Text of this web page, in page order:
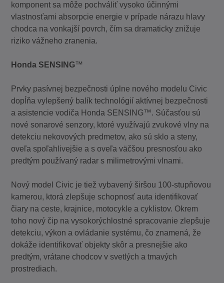
komponent sa môže pochváliť vysoko účinnými
vlastnosťami absorpcie energie v prípade nárazu hlavy
chodca na vonkajší povrch, čím sa dramaticky znižuje
riziko vážneho zranenia.
Honda SENSING™
Prvky pasívnej bezpečnosti úplne nového modelu Civic
dopĺňa vylepšený balík technológií aktívnej bezpečnosti
a asistencie vodiča Honda SENSING™. Súčasťou sú
nové sonarové senzory, ktoré využívajú zvukové vlny na
detekciu nekovových predmetov, ako sú sklo a steny,
oveľa spoľahlivejšie a s oveľa väčšou presnosťou ako
predtým používaný radar s milimetrovými vlnami.
Nový model Civic je tiež vybavený širšou 100-stupňovou
kamerou, ktorá zlepšuje schopnosť auta identifikovať
čiary na ceste, krajnice, motocykle a cyklistov. Okrem
toho nový čip na vysokorýchlostné spracovanie zlepšuje
detekciu, výkon a ovládanie systému, čo znamená, že
dokáže identifikovať objekty skôr a presnejšie ako
predtým, vrátane chodcov v svetlých a tmavých
prostrediach.